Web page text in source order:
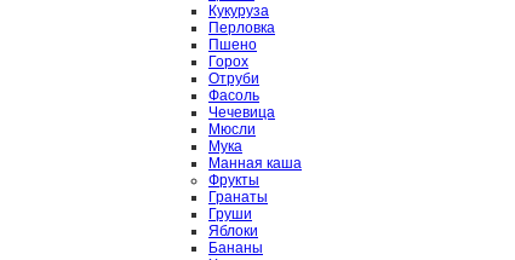
Кукуруза
Перловка
Пшено
Горох
Отруби
Фасоль
Чечевица
Мюсли
Мука
Манная каша
Фрукты
Гранаты
Груши
Яблоки
Бананы